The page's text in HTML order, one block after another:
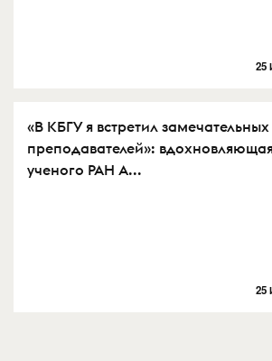
25
«В КБГУ я встретил замечательных
преподавателей»:
ученого РАН А...
25